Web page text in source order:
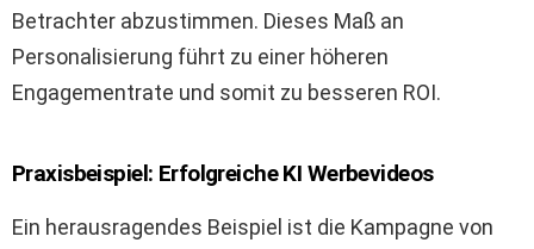
Betrachter abzustimmen. Dieses Maß an
Personalisierung führt zu einer höheren
Engagementrate und somit zu besseren ROI.
Praxisbeispiel: Erfolgreiche KI Werbevideos
Ein herausragendes Beispiel ist die Kampagne von